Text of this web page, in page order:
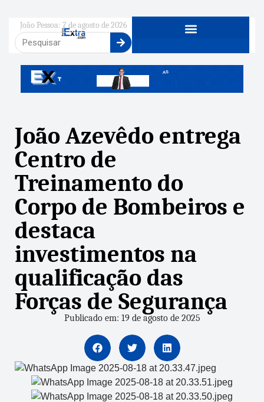
João Pessoa: 7 de agosto de 2026
João Azevêdo entrega
Centro de
Treinamento do
Corpo de Bombeiros e
destaca
investimentos na
qualificação das
Forças de Segurança
Publicado em: 19 de agosto de 2025